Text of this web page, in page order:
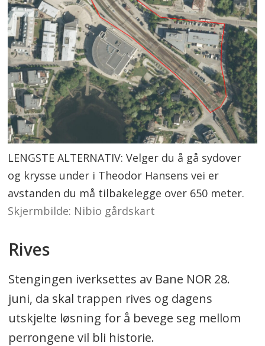
LENGSTE ALTERNATIV: Velger du å gå sydover
og krysse under i Theodor Hansens vei er
avstanden du må tilbakelegge over 650 meter.
Skjermbilde: Nibio gårdskart
Rives
Stengingen iverksettes av Bane NOR 28.
juni, da skal trappen rives og dagens
utskjelte løsning for å bevege seg mellom
perrongene vil bli historie.